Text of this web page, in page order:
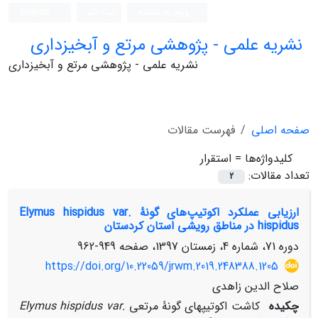
نشریه علمی - پژوهشی مرتع و آبخیزداری
نشریه علمی - پژوهشی مرتع و آبخیزداری
صفحه اصلی
فهرست مقالات
کلیدواژه‌ها = استقرار
تعداد مقالات:
2
ارزیابی عملکرد اکوتیپ‌های گونۀ Elymus hispidus var.
hispidus در مناطق رویشی استان کردستان
دوره 71، شماره 4، زمستان 1397، صفحه
949-962
https://doi.org/10.22059/jrwm.2019.248388.1205
صلاح الدین زاهدی
چکیده کاشت اکوتیپ­های گونۀ مرتعی Elymus hispidus var.